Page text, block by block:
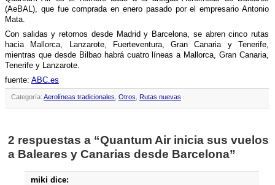
(AeBAL), que fue comprada en enero pasado por el empresario Antonio
Mata.
Con salidas y retornos desde Madrid y Barcelona, se abren cinco rutas
hacia Mallorca, Lanzarote, Fuerteventura, Gran Canaria y Tenerife,
mientras que desde Bilbao habrá cuatro lí­neas a Mallorca, Gran Canaria,
Tenerife y Lanzarote.
fuente: ABC.es
Categoría: Aerolíneas tradicionales Otros Rutas nuevas
2 respuestas a “Quantum Air inicia sus vuelos
a Baleares y Canarias desde Barcelona”
miki dice: